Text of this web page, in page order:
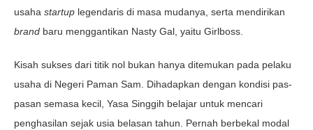
usaha startup legendaris di masa mudanya, serta mendirikan
brand baru menggantikan Nasty Gal, yaitu Girlboss.
Kisah sukses dari titik nol bukan hanya ditemukan pada pelaku
usaha di Negeri Paman Sam. Dihadapkan dengan kondisi pas-
pasan semasa kecil, Yasa Singgih belajar untuk mencari
penghasilan sejak usia belasan tahun. Pernah berbekal modal